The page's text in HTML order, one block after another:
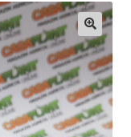
copil
Extinde
meniul